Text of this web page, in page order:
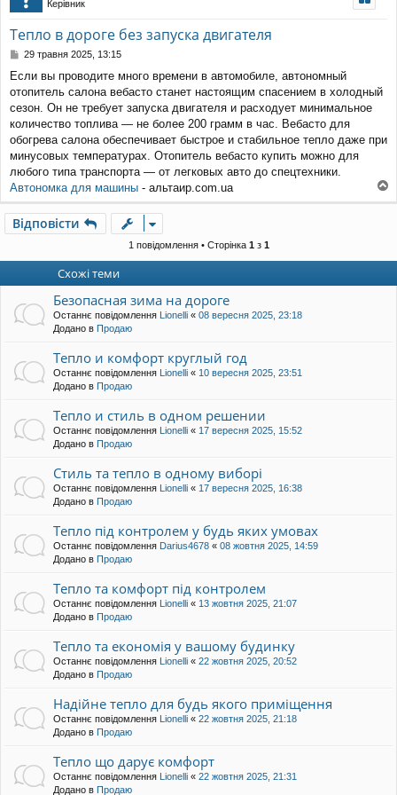
уп
Керівник
Тепло в дороге без запуска двигателя
П
в
і
д
о
л
е
н
н
я
29 травня 2025, 13:15
Если вы проводите много времени в автомобиле, автономный
отопитель салона вебасто станет настоящим спасением в холодный
сезон. Он не требует запуска двигателя и расходует минимальное
количество топлива — не более 200 грамм в час. Вебасто для
обогрева салона обеспечивает быстрое и стабильное тепло даже при
минусовых температурах. Отопитель вебасто купить можно для
любого типа транспорта — от легковых авто до спецтехники.
Автономка для машины - альтаир.com.ua
о
Відповісти
1 повідомлення • Сторінка 1з 1
Схожі теми
Безопасная зима на дороге
Останнє повідомлення Lionelli « 08 вересня 2025, 23:18
Додано в Продаю
Тепло и комфорт круглый год
Останнє повідомлення Lionelli « 10 вересня 2025, 23:51
Додано в Продаю
Тепло и стиль в одном решении
Останнє повідомлення Lionelli « 17 вересня 2025, 15:52
Додано в Продаю
Стиль та тепло в одному виборі
Останнє повідомлення Lionelli « 17 вересня 2025, 16:38
Додано в Продаю
Тепло під контролем у будь яких умовах
Останнє повідомлення Darius4678 « 08 жовтня 2025, 14:59
Додано в Продаю
Тепло та комфорт під контролем
Останнє повідомлення Lionelli « 13 жовтня 2025, 21:07
Додано в Продаю
Тепло та економія у вашому будинку
Останнє повідомлення Lionelli « 22 жовтня 2025, 20:52
Додано в Продаю
Надійне тепло для будь якого приміщення
Останнє повідомлення Lionelli « 22 жовтня 2025, 21:18
Додано в Продаю
Тепло що дарує комфорт
Останнє повідомлення Lionelli « 22 жовтня 2025, 21:31
Додано в Продаю